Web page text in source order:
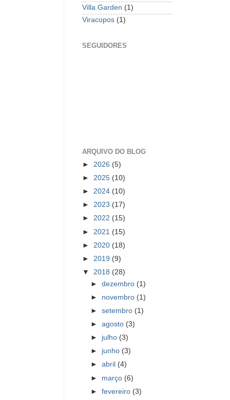
Villa Garden (1)
Viracopos (1)
SEGUIDORES
ARQUIVO DO BLOG
► 2026 (5)
► 2025 (10)
► 2024 (10)
► 2023 (17)
► 2022 (15)
► 2021 (15)
► 2020 (18)
► 2019 (9)
▼ 2018 (28)
►dezembro (1)
► novembro (1)
►setembro (1)
►agosto (3)
► julho (3)
► junho (3)
►abril (4)
► março (6)
►fevereiro (3)